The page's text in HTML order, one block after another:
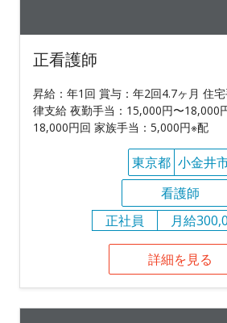
正看護師
昇給：年1回 賞与：年2回4.7ヶ月 住
律支給 夜勤手当：15,000円〜18,000
18,000円回 家族手当：5,000円※配
東京都 小金井
看護師
正社員
月給
詳細を見る